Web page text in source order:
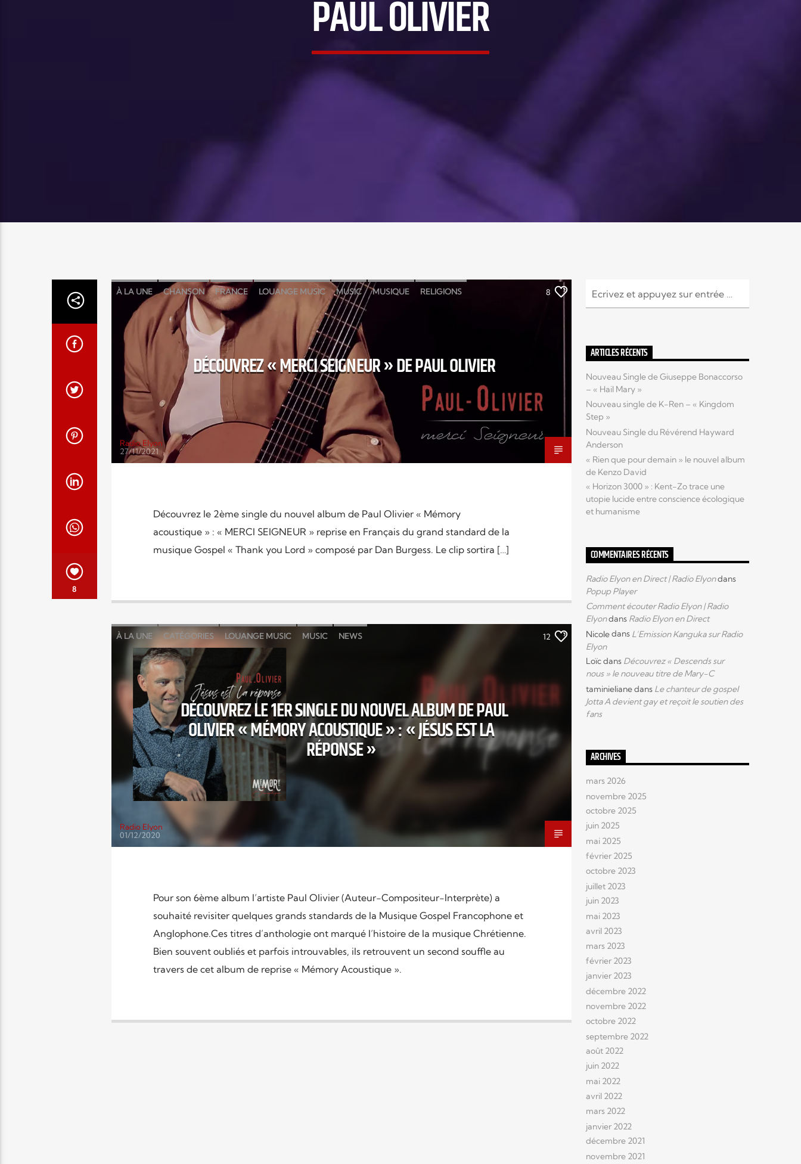
PAUL OLIVIER
8
À LA UNE CHANSON FRANCE LOUANGE MUSIC MUSIC MUSIQUE RELIGIONS 8
DÉCOUVREZ « MERCI SEIGNEUR » DE PAUL OLIVIER
Radio Elyon
27/11/2021
Découvrez le 2ème single du nouvel album de Paul Olivier « Mémory
acoustique » : « MERCI SEIGNEUR » reprise en Français du grand standard de la
musique Gospel « Thank you Lord » composé par Dan Burgess. Le clip sortira […]
À LA UNE CATÉGORIES LOUANGE MUSIC MUSIC NEWS 12
DÉCOUVREZ LE 1ER SINGLE DU NOUVEL ALBUM DE PAUL
OLIVIER « MÉMORY ACOUSTIQUE » : « JÉSUS EST LA
RÉPONSE »
Radio Elyon
01/12/2020
Pour son 6ème album l’artiste Paul Olivier (Auteur-Compositeur-Interprète) a
souhaité revisiter quelques grands standards de la Musique Gospel Francophone et
Anglophone.Ces titres d’anthologie ont marqué l’histoire de la musique Chrétienne.
Bien souvent oubliés et parfois introuvables, ils retrouvent un second souffle au
travers de cet album de reprise « Mémory Acoustique ».
ARTICLES RÉCENTS
Nouveau Single de Giuseppe Bonaccorso
– « Hail Mary »
Nouveau single de K-Ren – « Kingdom
Step »
Nouveau Single du Révérend Hayward
Anderson
« Rien que pour demain » le nouvel album
de Kenzo David
« Horizon 3000 » : Kent-Zo trace une
utopie lucide entre conscience écologique
et humanisme
COMMENTAIRES RÉCENTS
Radio Elyon en Direct | Radio Elyondans
Popup Player
Comment écouter Radio Elyon | Radio
Elyondans Radio Elyon en Direct
Nicoledans L’Emission Kanguka sur Radio
Elyon
Loïcdans Découvrez « Descends sur
nous » le nouveau titre de Mary-C
taminielianedans Le chanteur de gospel
Jotta A devient gay et reçoit le soutien des
fans
ARCHIVES
mars 2026
novembre 2025
octobre 2025
juin 2025
mai 2025
février 2025
octobre 2023
juillet 2023
juin 2023
mai 2023
avril 2023
mars 2023
février 2023
janvier 2023
décembre 2022
novembre 2022
octobre 2022
septembre 2022
août 2022
juin 2022
mai 2022
avril 2022
mars 2022
janvier 2022
décembre 2021
novembre 2021